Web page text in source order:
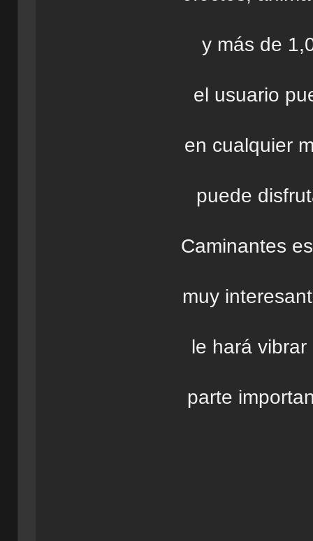
y más de
el usuario
en cualquier
puede
Caminantes
muy
le hará
parte